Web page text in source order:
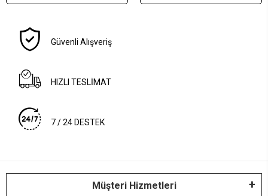
Güvenli Alışveriş
HIZLI TESLİMAT
7 / 24 DESTEK
Müşteri Hizmetleri